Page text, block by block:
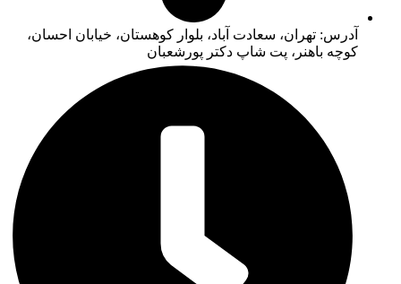
آدرس: تهران، سعادت آباد، بلوار کوهستان، خیابان احسان،
کوچه باهنر، پت شاپ دکتر پورشعبان